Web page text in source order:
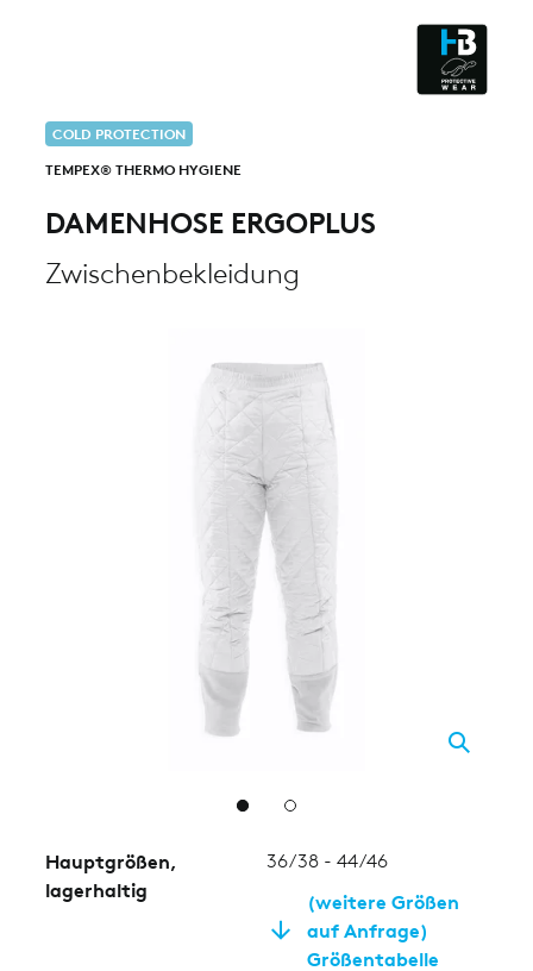
COLD PROTECTION
TEMPEX® THERMO HYGIENE
DAMENHOSE ERGOPLUS
Zwischenbekleidung
Hauptgrößen,
lagerhaltig
36/38 - 44/46
(weitere Größen
auf Anfrage)
Größentabelle